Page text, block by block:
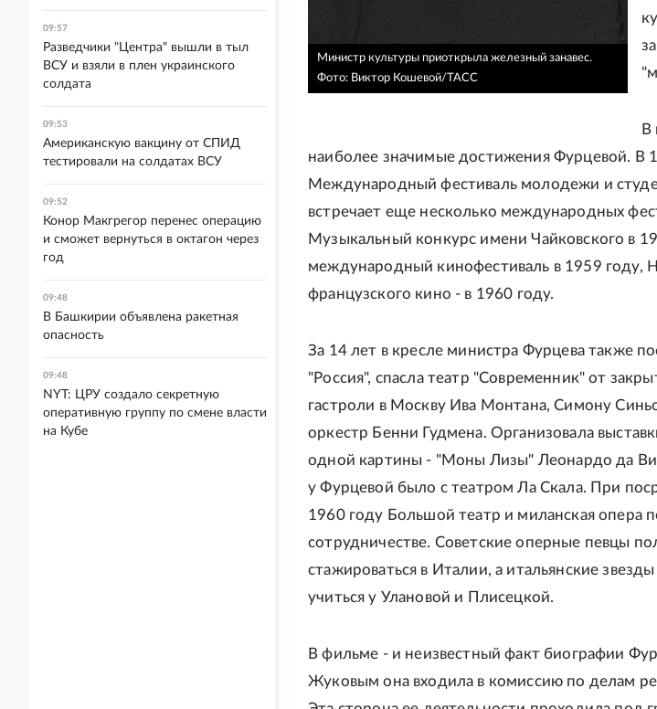
Министр культуры приоткрыла железный занавес.
Фото: Виктор Кошевой/ТАСС
В
наиболее значимые достижения Фурцевой. В
Международный фестиваль молодежи и
встречает еще несколько международных
Музыкальный конкурс имени Чайковского в
международный кинофестиваль в 1959 году,
французского кино - в 1960 году.
За 14 лет в кресле министра Фурцева также
"Россия", спасла театр "Современник" от
гастроли в Москву Ива Монтана, Симону
оркестр Бенни Гудмена. Организовала
одной картины - "Моны Лизы" Леонардо да
у Фурцевой было с театром Ла Скала. При
1960 году Большой театр и миланская опера
сотрудничестве. Советские оперные певцы
стажироваться в Италии, а итальянские
учиться у Улановой и Плисецкой.
В фильме - и неизвестный факт биографии
Жуковым она входила в комиссию по делам
09:57
Разведчики "Центра" вышли в тыл
ВСУ и взяли в плен украинского
солдата
09:53
Американскую вакцину от СПИД
тестировали на солдатах ВСУ
09:52
Конор Макгрегор перенес операцию
и сможет вернуться в октагон через
год
09:48
В Башкирии объявлена ракетная
опасность
09:48
NYT: ЦРУ создало секретную
оперативную группу по смене власти
на Кубе